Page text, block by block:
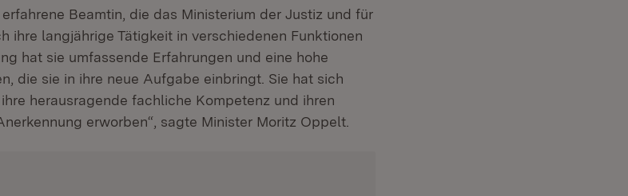
erfahrene Beamtin, die das Ministerium der Justiz und für
ihre langjährige Tätigkeit in verschiedenen Funktionen
hat sie umfassende Erfahrungen und eine hohe
die sie in ihre neue Aufgabe einbringt. Sie hat sich
herausragende fachliche Kompetenz und ihren
erworben“, sagte Minister Moritz Oppelt.